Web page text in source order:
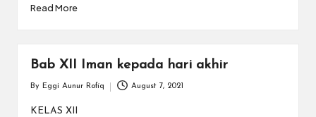
Read More
Bab XII Iman kepada hari akhir
by
By Eggi Aunur Rofiq August 7, 2021
KELAS XII